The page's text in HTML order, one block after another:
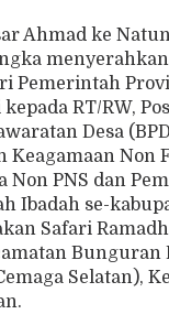
a
a
k
a
t
M
e
n
j
a
g
P
u
Ahmad ke
Pemerintah
RT/RW,
Desa
Keagamaan Non
Non PNS dan
Ibadah se-
Safari
Bunguran
Selatan),